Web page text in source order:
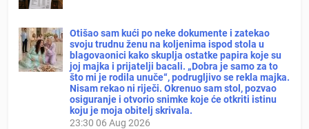
Otišao sam kući po neke dokumente i zatekao
svoju trudnu ženu na koljenima ispod stola u
blagovaonici kako skuplja ostatke papira koje su
joj majka i prijatelji bacali. „Dobra je samo za to
što mi je rodila unuče“, podrugljivo se rekla majka.
Nisam rekao ni riječi. Okrenuo sam stol, pozvao
osiguranje i otvorio snimke koje će otkriti istinu
koju je moja obitelj skrivala.
23:30 06 Aug 2026